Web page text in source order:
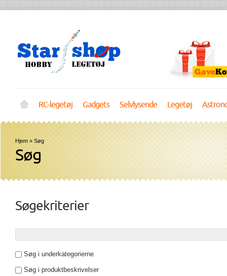
RC-legetøj Gadgets Selvlysende Legetøj
Hjem » Søg
Søg
Søgekriterier
Søg i underkategorierne
Søg i produktbeskrivelser